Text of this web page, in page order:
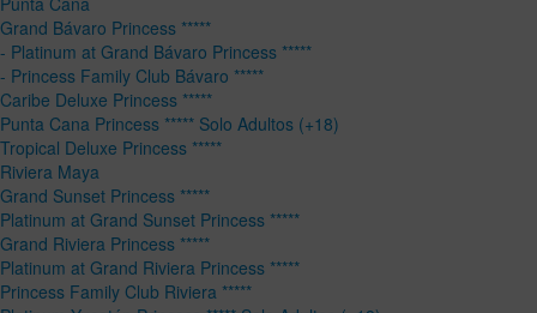
Grand Bávaro Princess *****
- Platinum at Grand Bávaro Princess *****
- Princess Family Club Bávaro *****
Caribe Deluxe Princess *****
Punta Cana Princess ***** Solo Adultos (+18)
Tropical Deluxe Princess *****
Riviera Maya
Grand Sunset Princess *****
Platinum at Grand Sunset Princess *****
Grand Riviera Princess *****
Platinum at Grand Riviera Princess *****
Princess Family Club Riviera *****